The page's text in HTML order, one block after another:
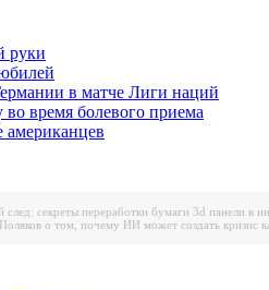
руки
в матче Лиги наций
во время болевого приема
американцев
след: секреты переработки бумаги 3d панели в
о том, почему ИИ может создать кризис